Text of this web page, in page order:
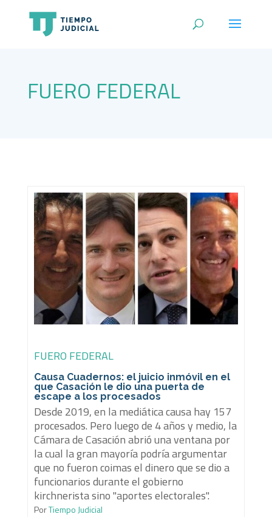
FUERO FEDERAL
FUERO FEDERAL
Causa Cuadernos: el juicio inmóvil en el
que Casación le dio una puerta de
escape a los procesados
Desde 2019, en la mediática causa hay 157
procesados. Pero luego de 4 años y medio, la
Cámara de Casación abrió una ventana por
la cual la gran mayoría podría argumentar
que no fueron coimas el dinero que se dio a
funcionarios durante el gobierno
kirchnerista sino "aportes electorales".
PorTiempo Judicial